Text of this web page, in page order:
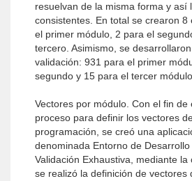
resuelvan de la misma forma y así
consistentes. En total se crearon 8
el primer módulo, 2 para el
tercero. Asimismo, se
validación: 931 para el primer
segundo y 15 para el tercer módulo.
Vectores por módulo. Con el fin de
proceso para definir los vectores
programación, se creó una
denominada Entorno de
Validación Exhaustiva, mediante la
se realizó la definición de vectores